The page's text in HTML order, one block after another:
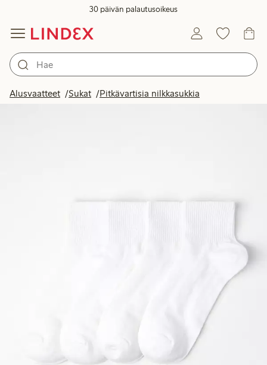
30 päivän palautusoikeus
Alusvaatteet Sukat Pitkävartisia nilkkasukkia